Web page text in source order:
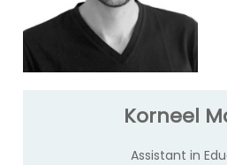
Korneel
Assistant in